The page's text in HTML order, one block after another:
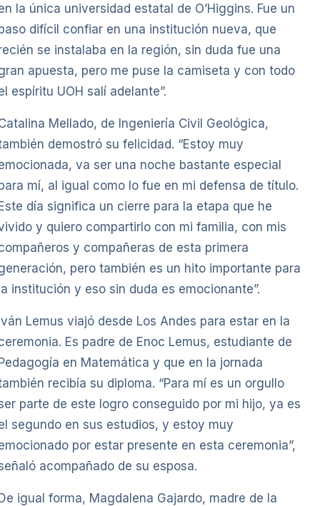
la única universidad estatal de O’Higgins. Fue un
difícil confiar en una institución nueva, que
se instalaba en la región, sin duda fue una
apuesta, pero me puse la camiseta y con todo
espíritu UOH salí adelante”.
Mellado, de Ingeniería Civil Geológica,
demostró su felicidad. “Estoy muy
va ser una noche bastante especial
mí, al igual como lo fue en mi defensa de título.
día significa un cierre para la etapa que he
y quiero compartirlo con mi familia, con mis
y compañeras de esta primera
pero también es un hito importante para
institución y eso sin duda es emocionante”.
Lemus viajó desde Los Andes para estar en la
Es padre de Enoc Lemus, estudiante de
en Matemática y que en la jornada
recibía su diploma. “Para mí es un orgullo
parte de este logro conseguido por mi hijo, ya es
segundo en sus estudios, y estoy muy
por estar presente en esta ceremonia”,
acompañado de su esposa.
igual forma, Magdalena Gajardo, madre de la